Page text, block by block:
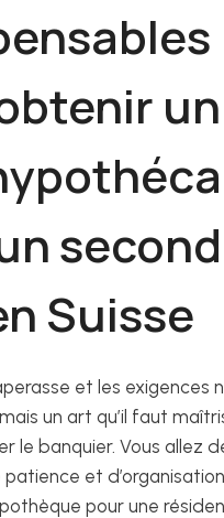
un
second
Suisse
et les exigences
un art qu’il faut
le banquier. Vous allez
et
pour une